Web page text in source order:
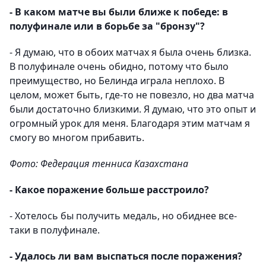
- В каком матче вы были ближе к победе: в
полуфинале или в борьбе за "бронзу"?
- Я думаю, что в обоих матчах я была очень близка.
В полуфинале очень обидно, потому что было
преимущество, но Белинда играла неплохо. В
целом, может быть, где-то не повезло, но два матча
были достаточно близкими. Я думаю, что это опыт и
огромный урок для меня. Благодаря этим матчам я
смогу во многом прибавить.
Фото: Федерация тенниса Казахстана
- Какое поражение больше расстроило?
- Хотелось бы получить медаль, но обиднее все-
таки в полуфинале.
- Удалось ли вам выспаться после поражения?